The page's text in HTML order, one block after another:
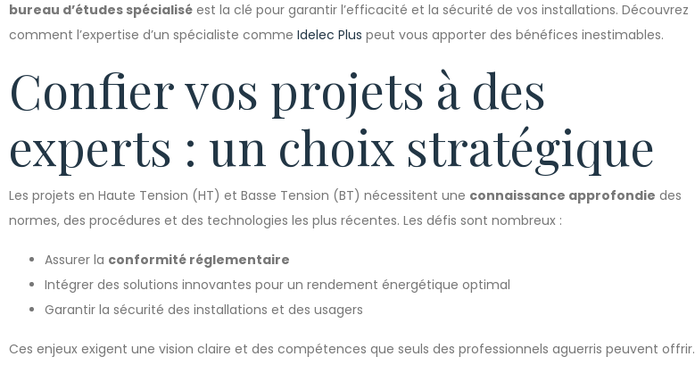
bureau d’études spécialisé est la clé pour garantir l’efficacité et la sécurité de vos installations. Découvrez
comment l’expertise d’un spécialiste comme Idelec Plus peut vous apporter des bénéfices inestimables.
Confier vos projets à des
experts : un choix stratégique
Les projets en Haute Tension (HT) et Basse Tension (BT) nécessitent une connaissance approfondie des
normes, des procédures et des technologies les plus récentes. Les défis sont nombreux :
Assurer la conformité réglementaire
Intégrer des solutions innovantes pour un rendement énergétique optimal
Garantir la sécurité des installations et des usagers
Ces enjeux exigent une vision claire et des compétences que seuls des professionnels aguerris peuvent offrir.